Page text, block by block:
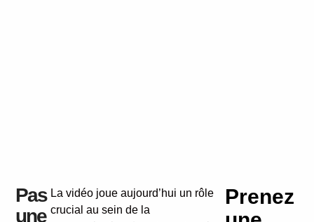
Pas
une
La vidéo joue aujourd’hui un rôle
crucial au sein de la
Prenez